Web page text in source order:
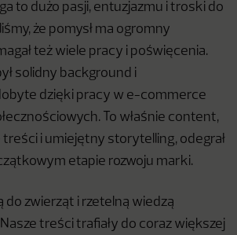
to dużo pasji, entuzjazmu i troski do
że pomysł ma ogromny
też wiele pracy i poświęcenia.
solidny background i
dzięki pracy w e-commerce
To właśnie content,
i umiejętny storytelling, odegrał
etapie rozwoju marki.
do zwierząt i rzetelną wiedzą
treści trafiały do coraz większej